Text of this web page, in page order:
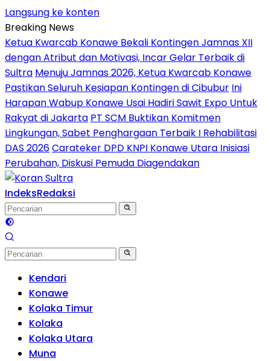
Langsung ke konten
Breaking News
Ketua Kwarcab Konawe Bekali Kontingen Jamnas XII
dengan Atribut dan Motivasi, Incar Gelar Terbaik di
Sultra Menuju Jamnas 2026, Ketua Kwarcab Konawe
Pastikan Seluruh Kesiapan Kontingen di Cibubur Ini
Harapan Wabup Konawe Usai Hadiri Sawit Expo Untuk
Rakyat di Jakarta PT SCM Buktikan Komitmen
Lingkungan, Sabet Penghargaan Terbaik I Rehabilitasi
DAS 2026Carateker DPD KNPI Konawe Utara Inisiasi
Perubahan, Diskusi Pemuda Diagendakan
IndeksRedaksi
Kendari
Konawe
Kolaka Timur
Kolaka
Kolaka Utara
Muna